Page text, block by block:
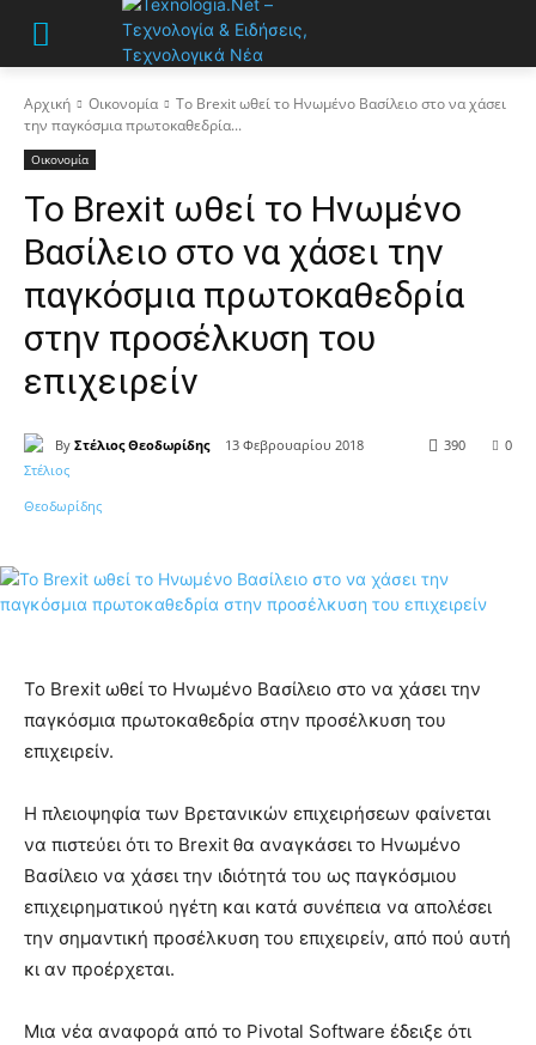
Αρχική Οικονομία
Το Brexit ωθεί το Ηνωμένο Βασίλειο στο να χάσει
την παγκόσμια πρωτοκαθεδρία...
Οικονομία
Το Brexit ωθεί το Ηνωμένο
Βασίλειο στο να χάσει την
παγκόσμια πρωτοκαθεδρία
στην προσέλκυση του
επιχειρείν
By Στέλιος Θεοδωρίδης 13 Φεβρουαρίου 2018 0
390
Το Brexit ωθεί το Ηνωμένο Βασίλειο στο να χάσει την
παγκόσμια πρωτοκαθεδρία στην προσέλκυση του
επιχειρείν.
Η πλειοψηφία των Βρετανικών επιχειρήσεων φαίνεται
να πιστεύει ότι το Brexit θα αναγκάσει το Ηνωμένο
Βασίλειο να χάσει την ιδιότητά του ως παγκόσμιου
επιχειρηματικού ηγέτη και κατά συνέπεια να απολέσει
την σημαντική προσέλκυση του επιχειρείν, από πού αυτή
κι αν προέρχεται.
Μια νέα αναφορά από το Pivotal Software έδειξε ότι